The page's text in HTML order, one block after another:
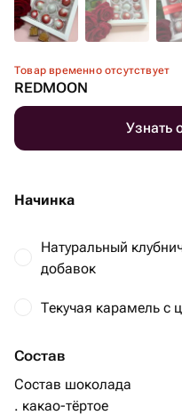
Товар временно отсутствует
REDMOON
Узнать
Начинка
Натуральный
добавок
Текучая карамель с
Состав
Состав шоколада
. какао-тёртое